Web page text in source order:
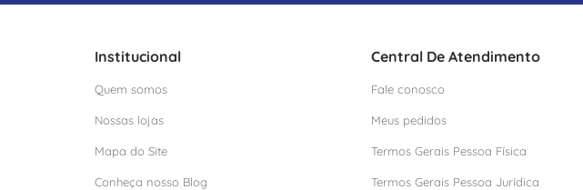
Institucional
Quem somos
Nossas lojas
Mapa do Site
Conheça nosso Blog
Central De Atendimento
Fale conosco
Meus pedidos
Termos Gerais Pessoa Física
Termos Gerais Pessoa Jurídica